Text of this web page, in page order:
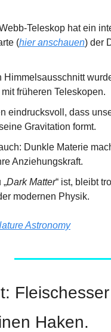
Teleskop hat ein
(hier anschauen) der
Himmelsausschnitt
früheren Teleskopen.
eindrucksvoll, dass
Gravitation formt.
Dunkle Materie
Anziehungskraft.
Dark Matter“ ist, bleibt
modernen Physik.
Astronomy
Haken.